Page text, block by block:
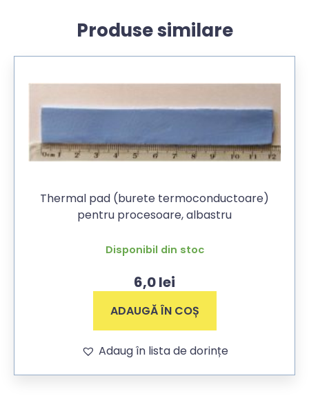
Produse similare
Thermal pad (burete termoconductoare)
pentru procesoare, albastru
Disponibil din stoc
6,0lei
ADAUGĂ ÎN COȘ
Adaug în lista de dorințe